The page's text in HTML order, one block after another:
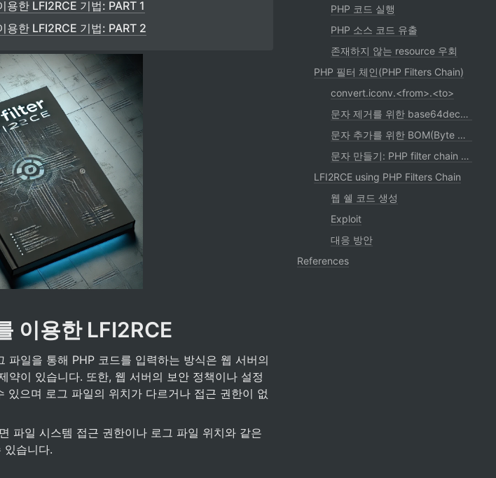
PHP 코드 실행
PHP 소스 코드 유출
존재하지 않는 resource 우회
PHP 필터 체인(PHP Filters Chain)
convert.iconv.<from>.<to>
문자 제거를 위한 base64decode
문자 추가를 위한 BOM(Byte Order Mark)
문자 만들기: PHP filter chain generator
LFI2RCE using PHP Filters Chain
웹 쉘 코드 생성
Exploit
대응 방안
References
한 LFI2RCE 기법: PART 1
한 LFI2RCE 기법: PART 2
이용한 LFI2RCE
파일을 통해 PHP 코드를 입력하는 방식은 웹 서버의
약이 있습니다. 또한, 웹 서버의 보안 정책이나 설정
으며 로그 파일의 위치가 다르거나 접근 권한이 없
파일 시스템 접근 권한이나 로그 파일 위치와 같은
있습니다.